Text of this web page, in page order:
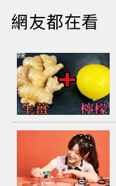
網友都在看
PR